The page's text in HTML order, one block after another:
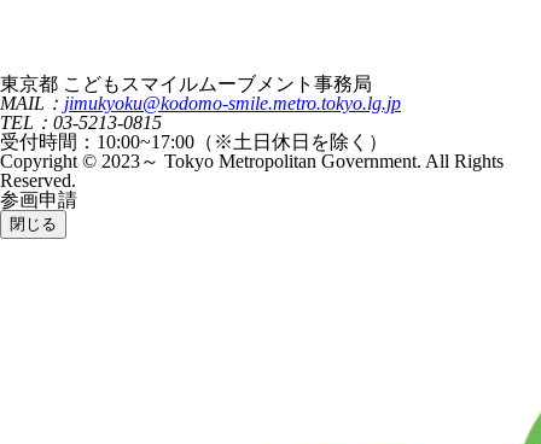
東京都 こどもスマイルムーブメント事務局
MAIL： jimukyoku@kodomo-smile.metro.tokyo.lg.jp
TEL：03-5213-0815
受付時間：10:00~17:00（※土日休日を除く）
Copyright © 2023～ Tokyo Metropolitan Government. All Rights
Reserved.
参画申請
閉じる